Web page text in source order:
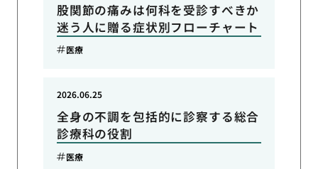
股関節の痛みは何科を受診すべきか
迷う人に贈る症状別フローチャート
医療
全身の不調を包括的に診察する総合
診療科の役割
2026.06.25
医療